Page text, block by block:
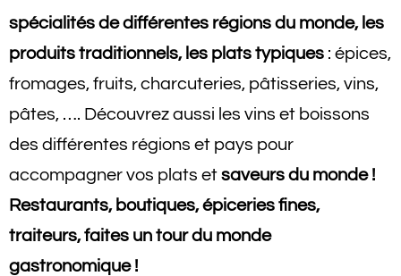
spécialités de différentes régions du monde, les
produits traditionnels, les plats typiques : épices,
fromages, fruits, charcuteries, pâtisseries, vins,
pâtes, …. Découvrez aussi les vins et boissons
des différentes régions et pays pour
accompagner vos plats et saveurs du monde !
Restaurants, boutiques, épiceries fines,
traiteurs, faites un tour du monde
gastronomique !